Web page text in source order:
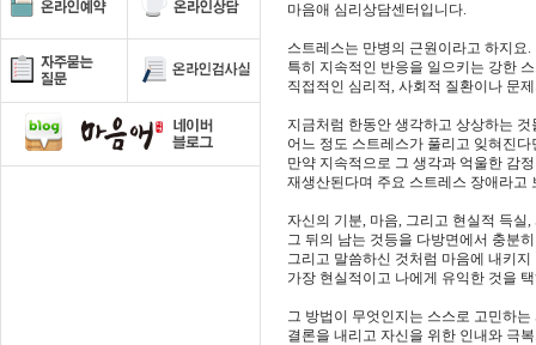
마음애 심리상담센터입니다.
스트레스는 만병의 근원이라고 하지요.
특히 지속적인 반응을 일으키는 강한
직접적인 심리적, 사회적 질환이나 문
지금처럼 한동안 생각하고 상상하는 것
어느 정도 스트레스가 풀리고 잊혀진다
만약 지속적으로 그 생각과 억울한 감
재생산된다며 주요 스트레스 장애라고
자신의 기분, 마음, 그리고 현실적 득실,
그 뒤의 남는 것등을 다방면에서 충분
그리고 말씀하신 것처럼 마음에 내키
가장 현실적이고 나에게 유익한 것을
그 방법이 무엇인지는 스스로 고민하는
결론을 내리고 자신을 위한 인내와 극